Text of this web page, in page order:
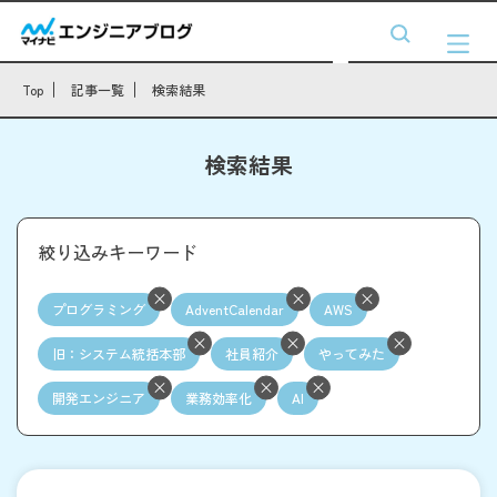
Top 記事一覧 検索結果
検索結果
絞り込みキーワード
プログラミング AdventCalendar AWS
旧：システム統括本部 社員紹介 やってみた
開発エンジニア 業務効率化 AI